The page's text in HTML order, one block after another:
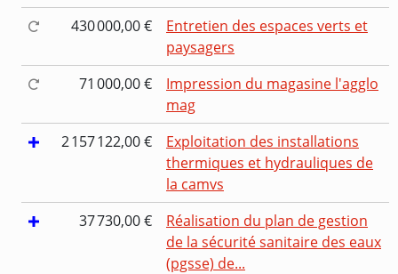
430 000,00 €
Entretien des espaces verts et
paysagers
71 000,00 €
Impression du magasine l'agglo
mag
2 157 122,00 €
Exploitation des installations
thermiques et hydrauliques de
la camvs
37 730,00 €
Réalisation du plan de gestion
de la sécurité sanitaire des eaux
(pgsse) de...